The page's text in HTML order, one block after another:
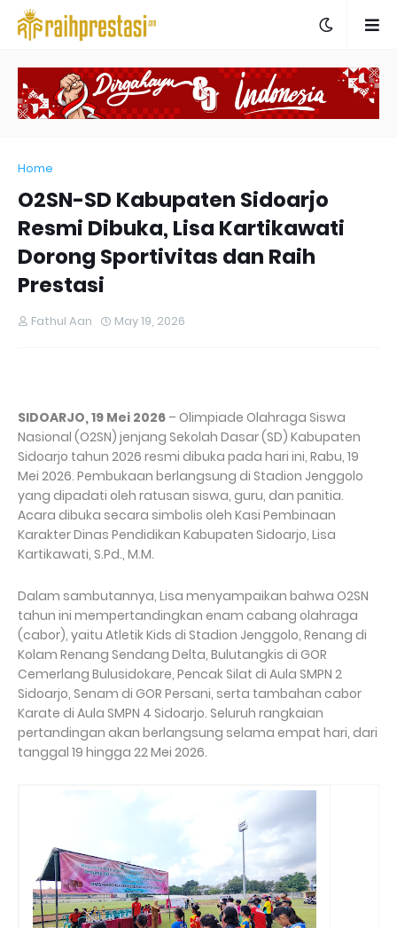
Home
O2SN-SD Kabupaten Sidoarjo
Resmi Dibuka, Lisa Kartikawati
Dorong Sportivitas dan Raih
Prestasi
Fathul Aan May 19, 2026
SIDOARJO, 19 Mei 2026 – Olimpiade Olahraga Siswa
Nasional (O2SN) jenjang Sekolah Dasar (SD) Kabupaten
Sidoarjo tahun 2026 resmi dibuka pada hari ini, Rabu, 19
Mei 2026. Pembukaan berlangsung di Stadion Jenggolo
yang dipadati oleh ratusan siswa, guru, dan panitia.
Acara dibuka secara simbolis oleh Kasi Pembinaan
Karakter Dinas Pendidikan Kabupaten Sidoarjo, Lisa
Kartikawati, S.Pd., M.M.
Dalam sambutannya, Lisa menyampaikan bahwa O2SN
tahun ini mempertandingkan enam cabang olahraga
(cabor), yaitu Atletik Kids di Stadion Jenggolo, Renang di
Kolam Renang Sendang Delta, Bulutangkis di GOR
Cemerlang Bulusidokare, Pencak Silat di Aula SMPN 2
Sidoarjo, Senam di GOR Persani, serta tambahan cabor
Karate di Aula SMPN 4 Sidoarjo. Seluruh rangkaian
pertandingan akan berlangsung selama empat hari, dari
tanggal 19 hingga 22 Mei 2026.